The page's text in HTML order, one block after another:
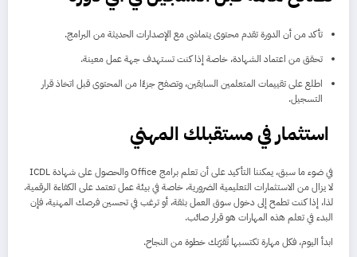
تأكد من أن الدورة تقدم محتوى يتماشى مع الإصدارات الحديثة من البرامج.
تحقق من اعتماد الشهادة، خاصة إذا كنت تستهدف جهة عمل معينة.
اطلع على تقييمات المتعلمين السابقين، وتصفح جزءًا من المحتوى قبل اتخاذ قرار
التسجيل.
استثمار في مستقبلك المهني
في ضوء ما سبق، يمكننا التأكيد على أن تعلم برامج Office والحصول على شهادة ICDL
لا يزال من الاستثمارات التعليمية الضرورية، خاصة في بيئة عمل تعتمد على الكفاءة الرقمية.
لذا، إذا كنت تطمح إلى دخول سوق العمل بثقة، أو ترغب في تحسين فرصك المهنية، فإن
البدء في تعلم هذه المهارات هو قرار صائب.
ابدأ اليوم، فكل مهارة تكتسبها تُقرّبك خطوة من النجاح.